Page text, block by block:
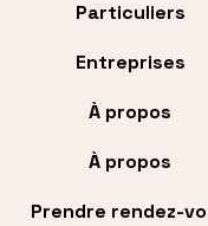
Particuliers
Entreprises
À propos
À propos
Prendre rendez-